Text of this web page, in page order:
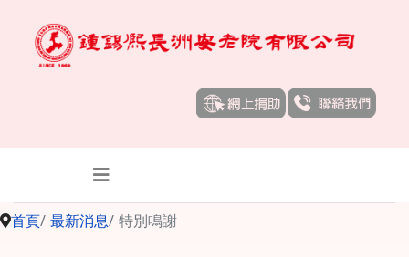
首頁 最新消息 特別鳴謝